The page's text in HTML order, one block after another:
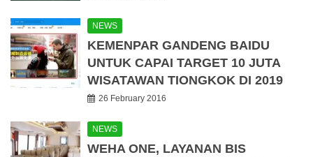
NEWS
KEMENPAR GANDENG BAIDU
UNTUK CAPAI TARGET 10 JUTA
WISATAWAN TIONGKOK DI 2019
26 February 2016
NEWS
WEHA ONE, LAYANAN BIS